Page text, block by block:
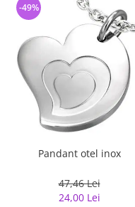
Pandant otel inox
47,46 Lei
24,00 Lei
-49%